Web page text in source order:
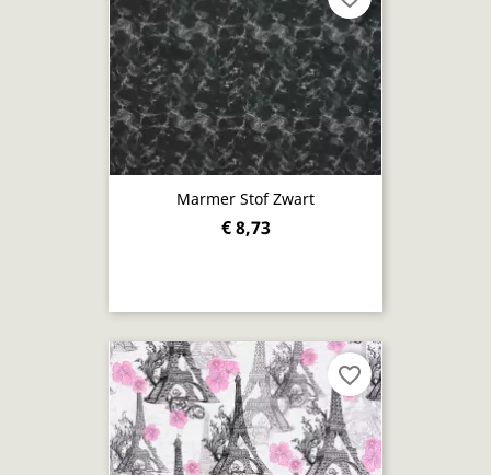
Marmer Stof Zwart
€ 8,73
favorite_border